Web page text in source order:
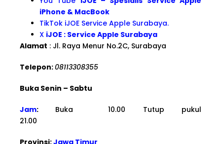
iPhone & MacBook
TikTok iJOE Service Apple Surabaya.
X iJOE : Service Apple Surabaya
Alamat : Jl. Raya Menur No.2C, Surabaya
Telepon:08113308355
Buka Senin – Sabtu
Jam: Buka 10.00 Tutup pukul
21.00
Provinsi:Jawa Timur